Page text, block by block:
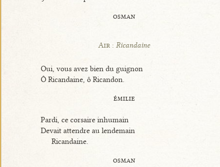
osman
Air :Ricandaine
Oui, vous avez bien du guignon
Ô Ricandaine, ô Ricandon.
émilie
Pardi, ce corsaire inhumain
Devait attendre au lendemain
Ricandaine.
osman